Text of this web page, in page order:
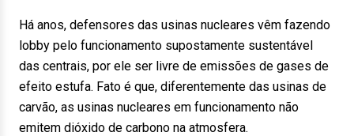
Há anos, defensores das usinas nucleares vêm fazendo
lobby pelo funcionamento supostamente sustentável
das centrais, por ele ser livre de emissões de gases de
efeito estufa. Fato é que, diferentemente das usinas de
carvão, as usinas nucleares em funcionamento não
emitem dióxido de carbono na atmosfera.